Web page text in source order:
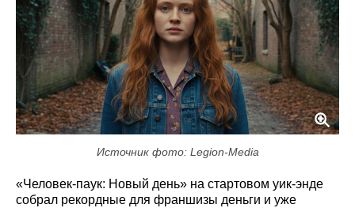
Источник фото: Legion-Media
«Человек-паук: Новый день» на стартовом уик-энде
собрал рекордные для франшизы деньги и уже